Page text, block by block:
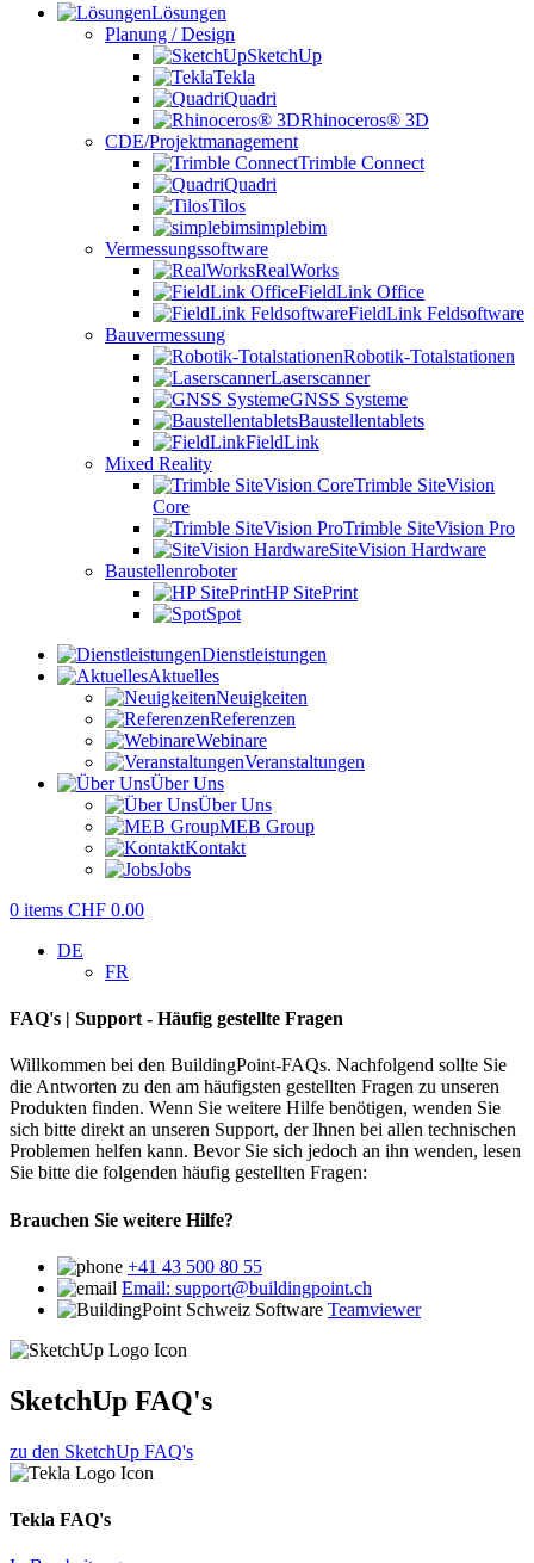
Lösungen
Planung / Design
SketchUp
Tekla
Quadri
Rhinoceros® 3D
CDE/Projektmanagement
Trimble Connect
Quadri
Tilos
simplebim
Vermessungssoftware
RealWorks
FieldLink Office
FieldLink Feldsoftware
Bauvermessung
Robotik-Totalstationen
Laserscanner
GNSS Systeme
Baustellentablets
FieldLink
Mixed Reality
Trimble SiteVision
Core
Trimble SiteVision Pro
SiteVision Hardware
Baustellenroboter
HP SitePrint
Spot
Dienstleistungen
Aktuelles
Neuigkeiten
Referenzen
Webinare
Veranstaltungen
Über Uns
Über Uns
MEB Group
Kontakt
Jobs
0 items CHF 0.00
DE
FR
FAQ's | Support - Häufig gestellte Fragen
Willkommen bei den BuildingPoint-FAQs. Nachfolgend sollte Sie
die Antworten zu den am häufigsten gestellten Fragen zu unseren
Produkten finden. Wenn Sie weitere Hilfe benötigen, wenden Sie
sich bitte direkt an unseren Support, der Ihnen bei allen technischen
Problemen helfen kann. Bevor Sie sich jedoch an ihn wenden, lesen
Sie bitte die folgenden häufig gestellten Fragen:
Brauchen Sie weitere Hilfe?
+41 43 500 80 55
Email: support@buildingpoint.ch
Teamviewer
SketchUp FAQ's
zu den SketchUp FAQ's
Tekla FAQ's